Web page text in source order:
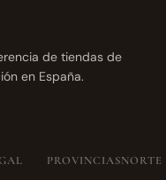
de tiendas de
en España.
PROVINCIASNORTE